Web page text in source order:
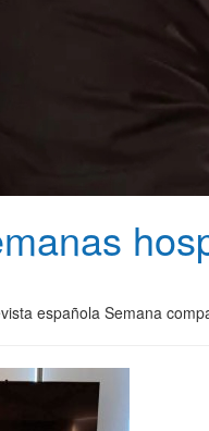
española Semana